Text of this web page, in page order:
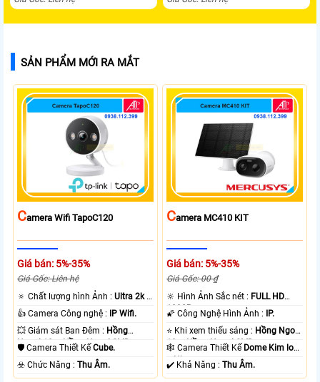
SẢN PHẨM MỚI RA MẮT
CAmera Wifi TapoC120
Giá bán: 5%-35%
Giá Gốc: Liên hệ
🔅 Chất lượng hình Ảnh :Ultra 2k +
.
👍 Camera Công nghệ :
IP Wifi.
💥 Giám sát Ban Đêm : Hồng
Ngoại 10m Hồng Ngoại SMD.
🛡 Camera Thiết KếCube.
️☣️ Chức Năng :Thu Âm.
CAmera MC410 KIT
Giá bán: 5%-35%
Giá Gốc: 00 ₫
🔆 Hình Ảnh Sắc nét : FULL HD
1080P .
🌠 Công Nghệ Hình Ảnh :
IP.
⭐ Khi xem thiếu sáng : Hồng Ngoại
10m Hồng Ngoại SMD.
🕸️ Camera Thiết Kế Dome Kim loại
+ Nhựa.
️✔️ Khả Năng :Thu Âm.